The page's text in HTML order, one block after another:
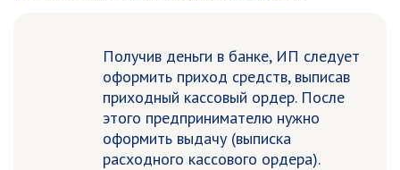
Получив деньги в банке, ИП следует
оформить приход средств, выписав
приходный кассовый ордер. После
этого предпринимателю нужно
оформить выдачу (выписка
расходного кассового ордера).